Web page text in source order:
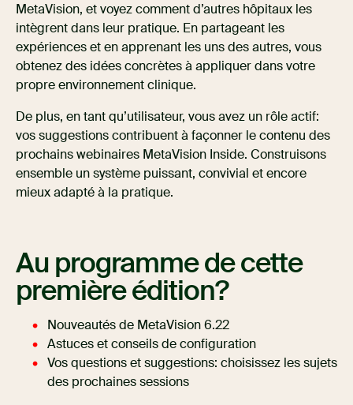
MetaVision, et voyez comment d’autres hôpitaux les
intègrent dans leur pratique. En partageant les
expériences et en apprenant les uns des autres, vous
obtenez des idées concrètes à appliquer dans votre
propre environnement clinique.
De plus, en tant qu’utilisateur, vous avez un rôle actif:
vos suggestions contribuent à façonner le contenu des
prochains webinaires MetaVision Inside. Construisons
ensemble un système puissant, convivial et encore
mieux adapté à la pratique.
Au programme de cette
première édition?
Nouveautés de MetaVision 6.22
Astuces et conseils de configuration
Vos questions et suggestions: choisissez les sujets
des prochaines sessions